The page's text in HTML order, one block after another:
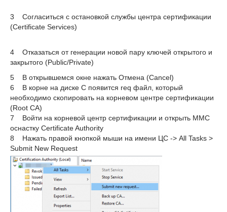
3 Согласиться с остановкой службы центра сертификации
(Certificate Services)
4 Отказаться от генерации новой пару ключей открытого и
закрытого (Public/Private)
5 В открывшемся окне нажать Отмена (Cancel)
6 В корне на диске C появится req файл, который
необходимо скопировать на корневом центре сертификации
(Root CA)
7 Войти на корневой центр сертификации и открыть MMC
оснастку Certificate Authority
8 Нажать правой кнопкой мыши на имени ЦС -> All Tasks >
Submit New Request